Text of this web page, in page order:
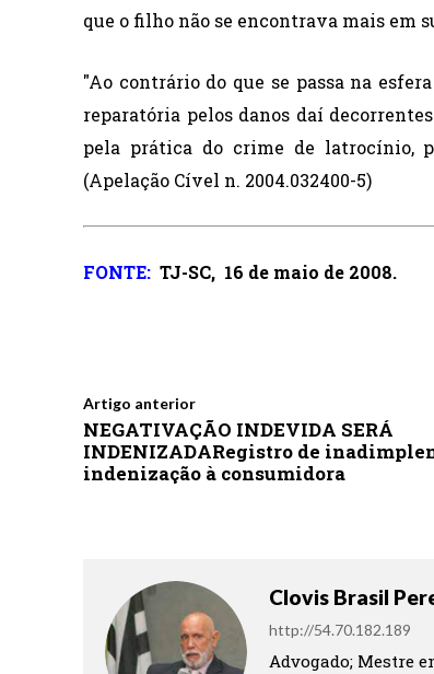
que o filho não se encontrava mais em
"Ao contrário do que se passa na
reparatória pelos danos daí
pela prática do crime de latrocínio,
(Apelação Cível n. 2004.032400-5)
FONTE: TJ-SC, 16 de maio de 2008.
Artigo anterior
NEGATIVAÇÃO INDEVIDA SERÁ
INDENIZADARegistro de
indenização à consumidora
Clovis Brasil
http://54.70.182.189
Advogado; Mestre